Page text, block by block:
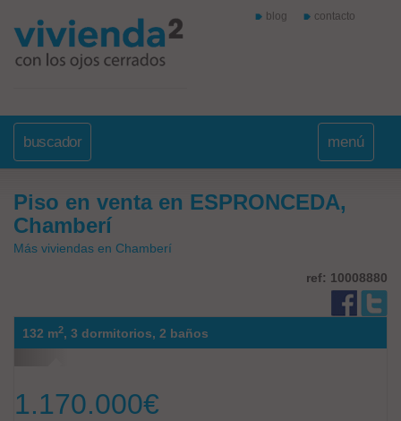
blog contacto
buscador menú
Piso en venta en ESPRONCEDA,
Chamberí
Más viviendas en Chamberí
ref: 10008880
132 m2, 3 dormitorios, 2 baños
1.170.000€